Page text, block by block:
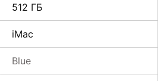
512 ГБ
iMac
Blue